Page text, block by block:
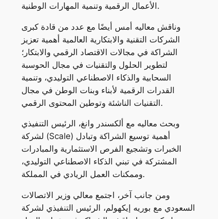
الأعمال الرقمية وتنمية المهارات الوطنية.
وناقش معاليه أمس أيضًا مع عدد من قادة كبرى
الشركات التقنية والابتكارية العالمية أهمية تعزيز
الشراكة في مجالات الاقتصاد الرقمي والابتكار؛
لتطوير الحلول والتقنيات في مجال الحوسبة
السحابية والذكاء الاصطناعي التوليدي، وتنمية
القدرات الرقمية لأبناء وبنات الوطن في مجال
التقنيات الناشئة وتوطين المحتوى الرقمي.
وبحث معاليه مع ألكسندر وانغ، الرئيس التنفيذي
لشركة (Scale) أهمية توسيع الشراكة وتبادل
الخبرات وتشجيع الفرص الاستثمارية والمبادرات
المشتركة في تبني الذكاء الاصطناعي التوليدي،
وممكنات العمل الريادي في المملكة.
ومن جانب آخر، اجتمع معالي وزير الاتصالات
السعودي مع بوريه إيكهولم، الرئيس التنفيذي لشركة